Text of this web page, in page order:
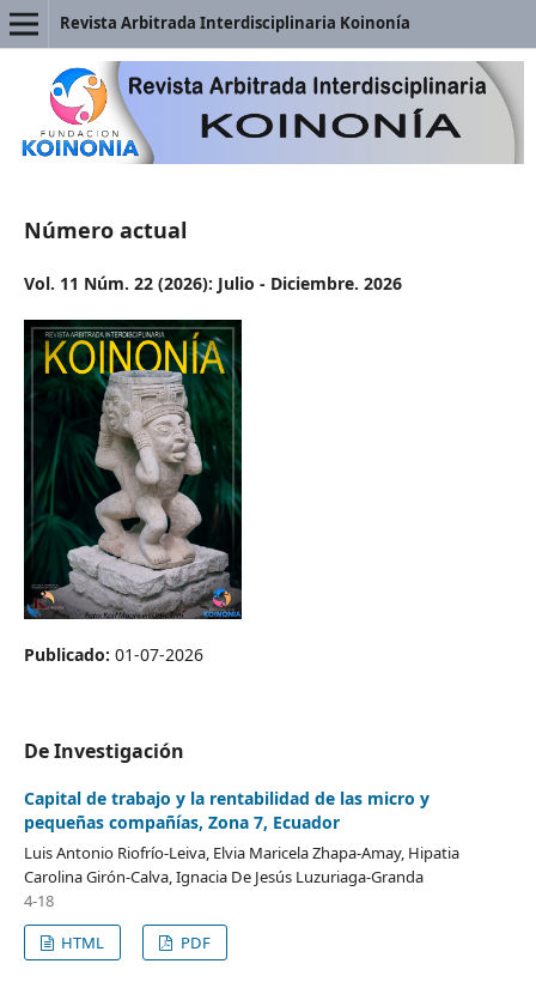
Revista Arbitrada Interdisciplinaria Koinonía
Número actual
Vol. 11 Núm. 22 (2026): Julio - Diciembre. 2026
Publicado: 01-07-2026
De Investigación
Capital de trabajo y la rentabilidad de las micro y
pequeñas compañías, Zona 7, Ecuador
Luis Antonio Riofrío-Leiva, Elvia Maricela Zhapa-Amay, Hipatia
Carolina Girón-Calva, Ignacia De Jesús Luzuriaga-Granda
4-18
HTML
PDF